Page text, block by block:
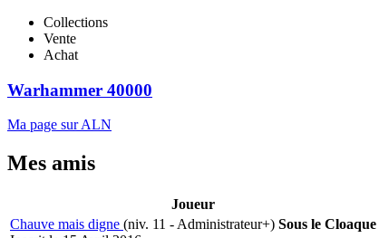
Collections
Vente
Achat
Warhammer 40000
Ma page sur ALN
Mes amis
Joueur
Chauve mais digne (niv. 11 - Administrateur+) Sous le Cloaque